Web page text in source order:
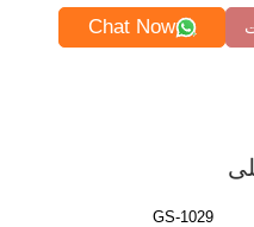
Chat Now
GS-1029